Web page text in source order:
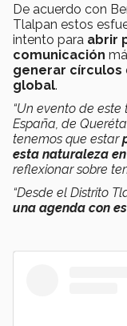
De acuerdo con
Tlalpan estos
intento para abrir
comunicación
generar círculos
global.
“Un evento de
España, de
tenemos que estar
esta naturaleza
reflexionar sobre
“Desde el Distrito
una agenda con